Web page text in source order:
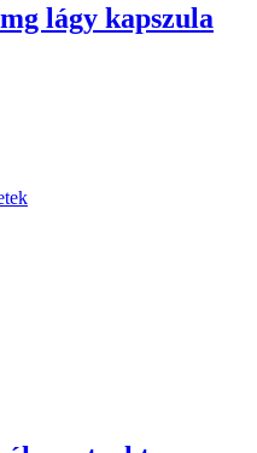
lágy kapszula